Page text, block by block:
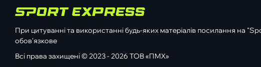
При цитуванні та використанні будь-яких матеріалів посилання на
обов'язкове
Всі права захищені © 2023 - 2026 ТОВ «ПМХ»